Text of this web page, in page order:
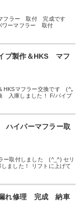
フラー 取付 完成です
ーマフラー 取付
製作＆HKS マフ
マフラー交換です (^｡
庫しました！ F/パイプ
イパーマフラー取
取付しました (^_^) セリ
した！ リフトに上げて
れ修理 完成 納車